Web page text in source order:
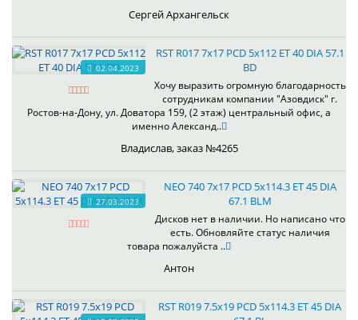
Сергей Архангельск
02.04.2023
RST R017 7x17 PCD 5x112 ET 40 DIA 57.1
BD
Хочу выразить огромную благодарность
сотрудникам компании "Азовдиск" г.
Ростов-на-Дону, ул. Доватора 159, (2 этаж) центральный офис, а
именно Александ..
Владислав, заказ №4265
27.03.2023
NEO 740 7x17 PCD 5x114.3 ET 45 DIA
67.1 BLM
Дисков нет в наличии. Но написано что
есть. Обновляйте статус наличия
товара пожалуйста ..
Антон
RST R019 7.5x19 PCD 5x114.3 ET 45 DIA